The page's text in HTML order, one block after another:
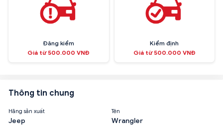
Đăng kiểm
Giá từ 500.000 VNĐ
Kiểm định
Giá từ 500.000 VNĐ
Thông tin chung
Hãng sản xuất
Jeep
Tên
Wrangler